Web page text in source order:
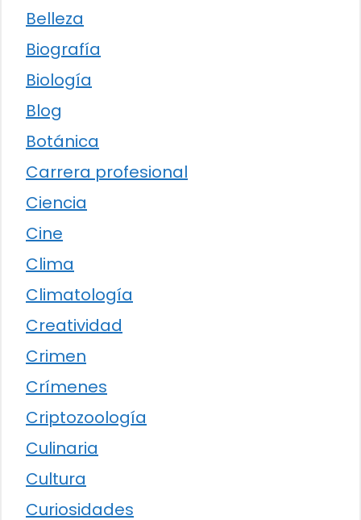
Belleza
Biografía
Biología
Blog
Botánica
Carrera profesional
Ciencia
Cine
Clima
Climatología
Creatividad
Crimen
Crímenes
Criptozoología
Culinaria
Cultura
Curiosidades